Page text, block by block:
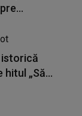
istorică
„Să...